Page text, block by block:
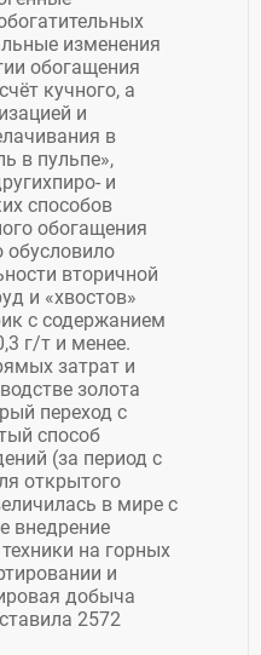
изменения
обогащения
кучного, а
и
в
в пульпе»,
и
способов
обогащения
обусловило
вторичной
и «хвостов»
с содержанием
г/т и менее.
затрат и
золота
переход с
способ
(за период с
открытого
в мире с
внедрение
на горных
и
добыча
2572